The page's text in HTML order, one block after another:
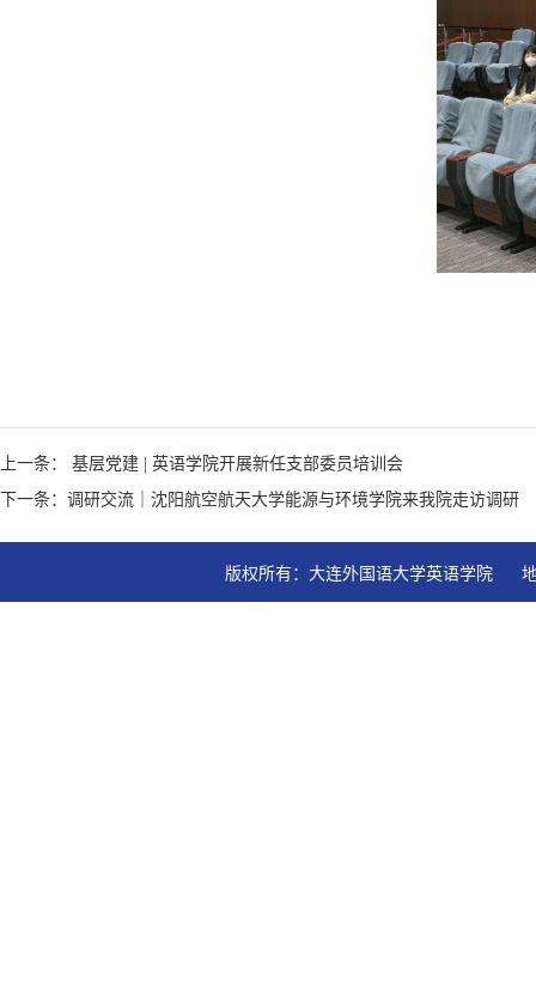
上一条： 基层党建 | 英语学院开展新任支部委员培训会
下一条：调研交流｜沈阳航空航天大学能源与环境学院来我院走访调研
版权所有：大连外国语大学英语学院